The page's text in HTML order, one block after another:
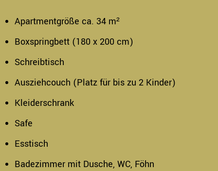
Apartmentgröße ca. 34 m²
Boxspringbett (180 x 200 cm)
Schreibtisch
Ausziehcouch (Platz für bis zu 2 Kinder)
Kleiderschrank
Safe
Esstisch
Badezimmer mit Dusche, WC, Föhn